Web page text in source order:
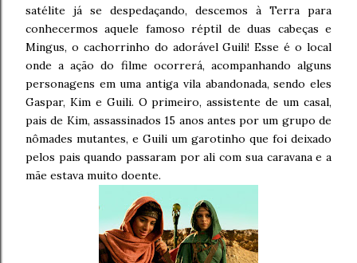
satélite já se despedaçando, descemos à Terra para
conhecermos aquele famoso réptil de duas cabeças e
Mingus, o cachorrinho do adorável Guili! Esse é o local
onde a ação do filme ocorrerá, acompanhando alguns
personagens em uma antiga vila abandonada, sendo eles
Gaspar, Kim e Guili. O primeiro, assistente de um casal,
pais de Kim, assassinados 15 anos antes por um grupo de
nômades mutantes, e Guili um garotinho que foi deixado
pelos pais quando passaram por ali com sua caravana e a
mãe estava muito doente.